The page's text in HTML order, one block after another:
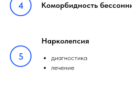
Коморбидность
Нарколепсия
диагностика
лечение